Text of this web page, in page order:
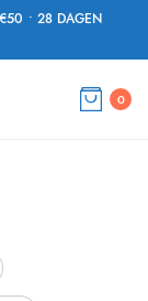
• 28 DAGEN
0